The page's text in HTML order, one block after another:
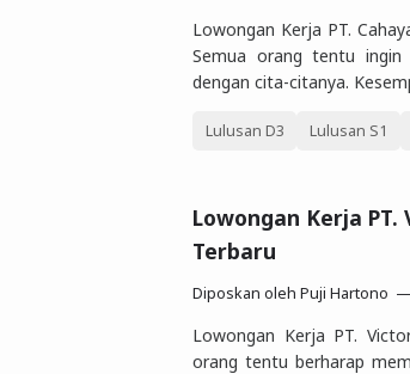
Lowongan Kerja PT.
Semua orang tentu ingin
dengan cita-citanya.
Lulusan D3 Lulusan S1
Lowongan Kerja
Terbaru
Diposkan oleh Puji Hartono
Lowongan Kerja PT.
orang tentu berharap